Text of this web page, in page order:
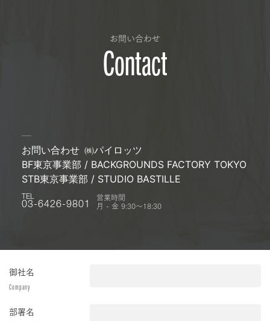
お問い合わせ
Contact
お問い合わせ ㈱パイロッツ
BF東京事業部 / BACKGROUNDS FACTORY TOKYO
STB東京事業部 / STUDIO BASTILLE
TEL
03-6426-9801
営業時間
月 - 金 9:30〜18:30
御社名
Company
部署名